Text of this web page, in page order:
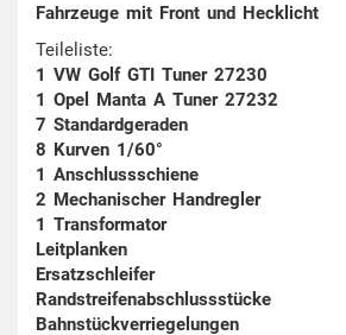
Fahrzeuge mit Front und Hecklicht
Teileliste:
1 VW Golf GTI Tuner 27230
1 Opel Manta A Tuner 27232
7 Standardgeraden
8 Kurven 1/60°
1 Anschlussschiene
2 Mechanischer Handregler
1 Transformator
Leitplanken
Ersatzschleifer
Randstreifenabschlussstücke
Bahnstückverriegelungen